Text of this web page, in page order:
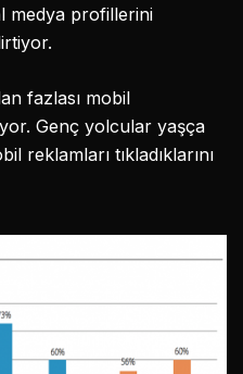
medya profillerini
fazlası mobil
Genç yolcular yaşça
reklamları tıkladıklarını